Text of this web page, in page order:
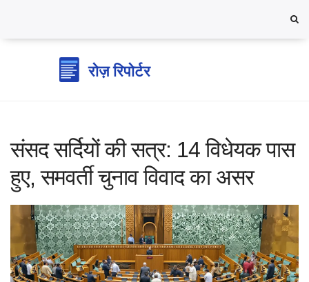
संसद सर्दियों की सत्र: 14 विधेयक पास
हुए, समवर्ती चुनाव विवाद का असर